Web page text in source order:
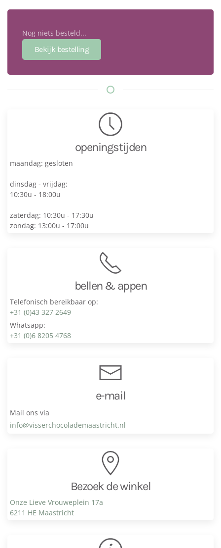
Nog niets besteld...
openingstijden
maandag: gesloten
dinsdag - vrijdag:
10:30u - 18:00u
zaterdag: 10:30u - 17:30u
zondag: 13:00u - 17:00u
bellen & appen
Telefonisch bereikbaar op:
+31 (0)43 327 2649
Whatsapp:
+31 (0)6 8205 4768
e-mail
Mail ons via
info@visser­chocolade­maastricht.nl
Bezoek de winkel
Onze Lieve Vrouweplein 17a
6211 HE Maastricht